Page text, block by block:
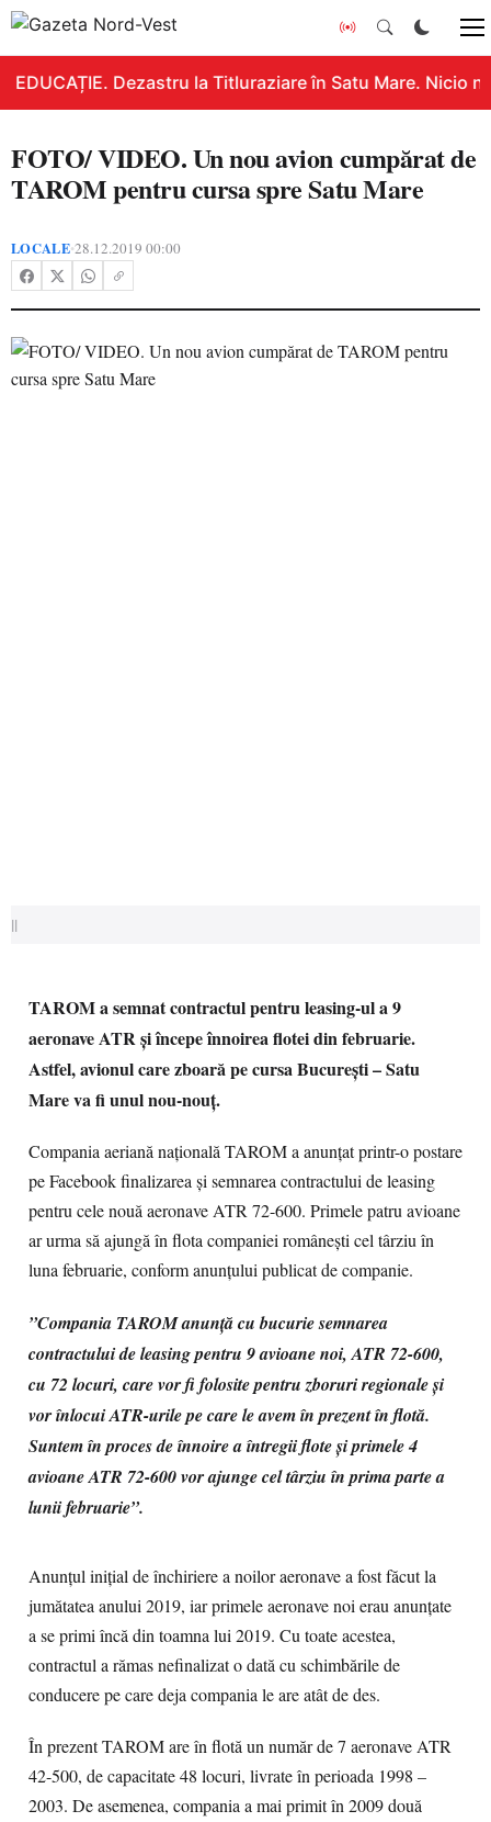
EDUCAȚIE. Dezastru la Titluraziare în Satu Mare. Nicio
FOTO/ VIDEO. Un nou avion cumpărat de
TAROM pentru cursa spre Satu Mare
LOCALE•28.12.2019 00:00
||
TAROM a semnat contractul pentru leasing-ul a 9
aeronave ATR și începe înnoirea flotei din februarie.
Astfel, avionul care zboară pe cursa București – Satu
Mare va fi unul nou-nouț.
Compania aeriană națională TAROM a anunțat printr-o postare
pe Facebook finalizarea și semnarea contractului de leasing
pentru cele nouă aeronave ATR 72-600. Primele patru avioane
ar urma să ajungă în flota companiei românești cel târziu în
luna februarie, conform anunțului publicat de companie.
”Compania TAROM anunță cu bucurie semnarea
contractului de leasing pentru 9 avioane noi, ATR 72-600,
cu 72 locuri, care vor fi folosite pentru zboruri regionale și
vor înlocui ATR-urile pe care le avem în prezent în flotă.
Suntem în proces de înnoire a întregii flote și primele 4
avioane ATR 72-600 vor ajunge cel târziu în prima parte a
lunii februarie”.
Anunțul inițial de închiriere a noilor aeronave a fost făcut la
jumătatea anului 2019, iar primele aeronave noi erau anunțate
a se primi încă din toamna lui 2019. Cu toate acestea,
contractul a rămas nefinalizat o dată cu schimbările de
conducere pe care deja compania le are atât de des.
În prezent TAROM are în flotă un număr de 7 aeronave ATR
42-500, de capacitate 48 locuri, livrate în perioada 1998 –
2003. De asemenea, compania a mai primit în 2009 două